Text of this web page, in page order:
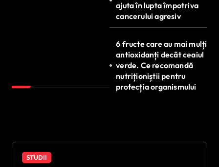
ajuta în lupta împotriva
cancerului agresiv
6 fructe care au mai mulți
antioxidanți decât ceaiul
verde. Ce recomandă
nutriționiștii pentru
protecția organismului
STUDII